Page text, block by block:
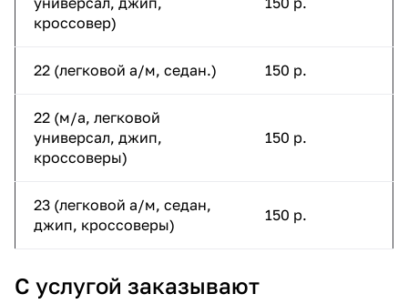
кроссовер)
22 (легковой а/м, седан.) 150 р.
22 (м/а, легковой
универсал, джип,
кроссоверы)
150 р.
23 (легковой а/м, седан,
джип, кроссоверы)
150 р.
С услугой заказывают